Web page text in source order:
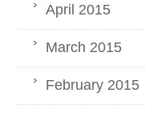
April 2015
March 2015
February 2015